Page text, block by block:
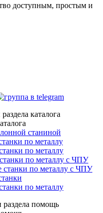
доступным, простым и
станиной
по металлу
по металлу
по металлу с ЧПУ
станки по металлу с ЧПУ
по металлу